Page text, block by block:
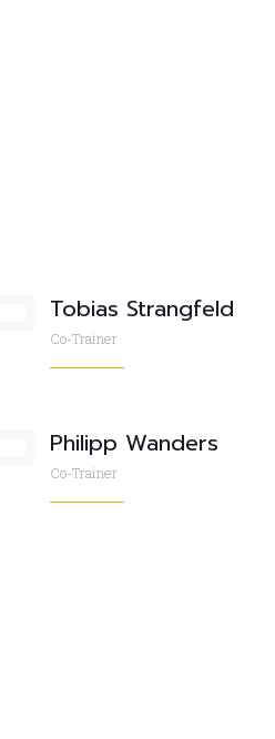
Tobias Strangfeld
Co-Trainer
Philipp Wanders
Co-Trainer